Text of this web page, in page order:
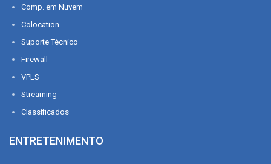
Comp. em Nuvem
Colocation
Suporte Técnico
Firewall
VPLS
Streaming
Classificados
ENTRETENIMENTO